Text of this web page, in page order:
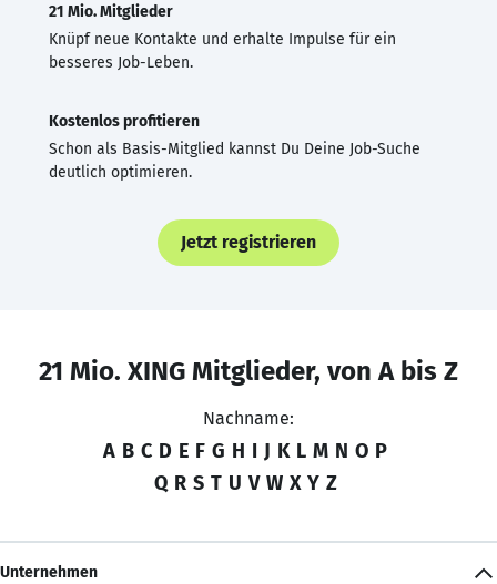
21 Mio. Mitglieder
Knüpf neue Kontakte und erhalte Impulse für ein
besseres Job-Leben.
Kostenlos profitieren
Schon als Basis-Mitglied kannst Du Deine Job-Suche
deutlich optimieren.
Jetzt registrieren
21 Mio. XING Mitglieder, von A bis Z
Nachname:
A B C D E F G H I J K L M N O P
Q R S T U V W X Y Z
Unternehmen